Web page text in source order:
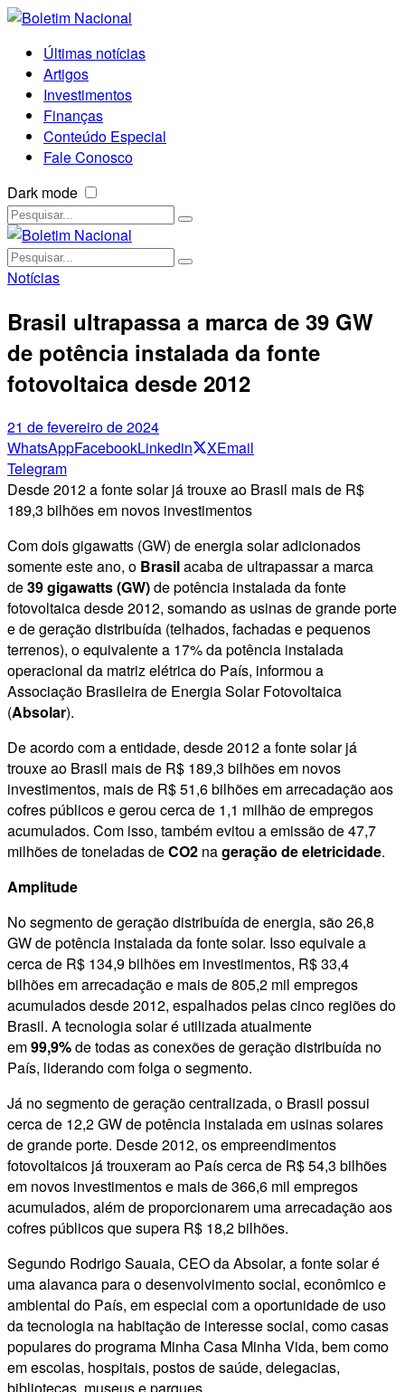
Últimas notícias
Artigos
Investimentos
Finanças
Conteúdo Especial
Fale Conosco
Dark mode
Notícias
Brasil ultrapassa a marca de 39 GW
de potência instalada da fonte
fotovoltaica desde 2012
21 de fevereiro de 2024
WhatsAppFacebookLinkedin XEmail
Telegram
Desde 2012 a fonte solar já trouxe ao Brasil mais de R$
189,3 bilhões em novos investimentos
Com dois gigawatts (GW) de energia solar adicionados
somente este ano, o Brasilacaba de ultrapassar a marca
de39 gigawatts (GW)de potência instalada da fonte
fotovoltaica desde 2012, somando as usinas de grande porte
e de geração distribuída (telhados, fachadas e pequenos
terrenos), o equivalente a 17% da potência instalada
operacional da matriz elétrica do País, informou a
Associação Brasileira de Energia Solar Fotovoltaica
(Absolar).
De acordo com a entidade, desde 2012 a fonte solar já
trouxe ao Brasil mais de R$ 189,3 bilhões em novos
investimentos, mais de R$ 51,6 bilhões em arrecadação aos
cofres públicos e gerou cerca de 1,1 milhão de empregos
acumulados. Com isso, também evitou a emissão de 47,7
milhões de toneladas deCO2 nageração de eletricidade.
Amplitude
No segmento de geração distribuída de energia, são 26,8
GW de potência instalada da fonte solar. Isso equivale a
cerca de R$ 134,9 bilhões em investimentos, R$ 33,4
bilhões em arrecadação e mais de 805,2 mil empregos
acumulados desde 2012, espalhados pelas cinco regiões do
Brasil. A tecnologia solar é utilizada atualmente
em99,9%de todas as conexões de geração distribuída no
País, liderando com folga o segmento.
Já no segmento de geração centralizada, o Brasil possui
cerca de 12,2 GW de potência instalada em usinas solares
de grande porte. Desde 2012, os empreendimentos
fotovoltaicos já trouxeram ao País cerca de R$ 54,3 bilhões
em novos investimentos e mais de 366,6 mil empregos
acumulados, além de proporcionarem uma arrecadação aos
cofres públicos que supera R$ 18,2 bilhões.
Segundo Rodrigo Sauaia, CEO da Absolar, a fonte solar é
uma alavanca para o desenvolvimento social, econômico e
ambiental do País, em especial com a oportunidade de uso
da tecnologia na habitação de interesse social, como casas
populares do programa Minha Casa Minha Vida, bem como
em escolas, hospitais, postos de saúde, delegacias,
bibliotecas, museus e parques.